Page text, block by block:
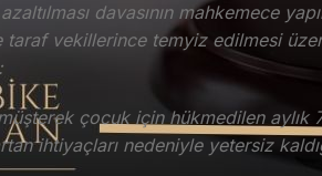
davasının mahkemece
taraf vekillerince temyiz edilmesi
çocuk için hükmedilen aylık
ihtiyaçları nedeniyle yetersiz